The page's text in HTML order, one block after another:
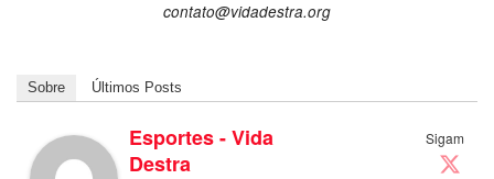
contato@vidadestra.org
Sobre Últimos Posts
Sigam
Esportes - Vida
Destra